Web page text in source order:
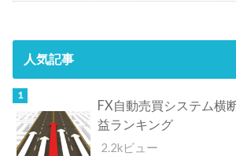
人気記事
FX自動売買システム横
益ランキング
2.2kビュー